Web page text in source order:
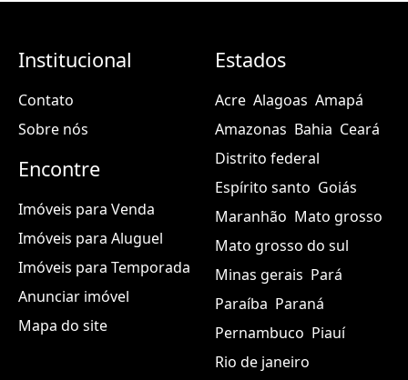
Institucional
Contato
Sobre nós
Encontre
Imóveis para Venda
Imóveis para Aluguel
Imóveis para Temporada
Anunciar imóvel
Mapa do site
Estados
Acre Alagoas Amapá
Amazonas Bahia Ceará
Distrito federal
Espírito santo Goiás
Maranhão Mato grosso
Mato grosso do sul
Minas gerais Pará
Paraíba Paraná
Pernambuco Piauí
Rio de janeiro